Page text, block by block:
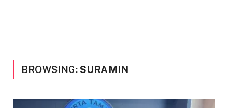
BROWSING:SURAMIN